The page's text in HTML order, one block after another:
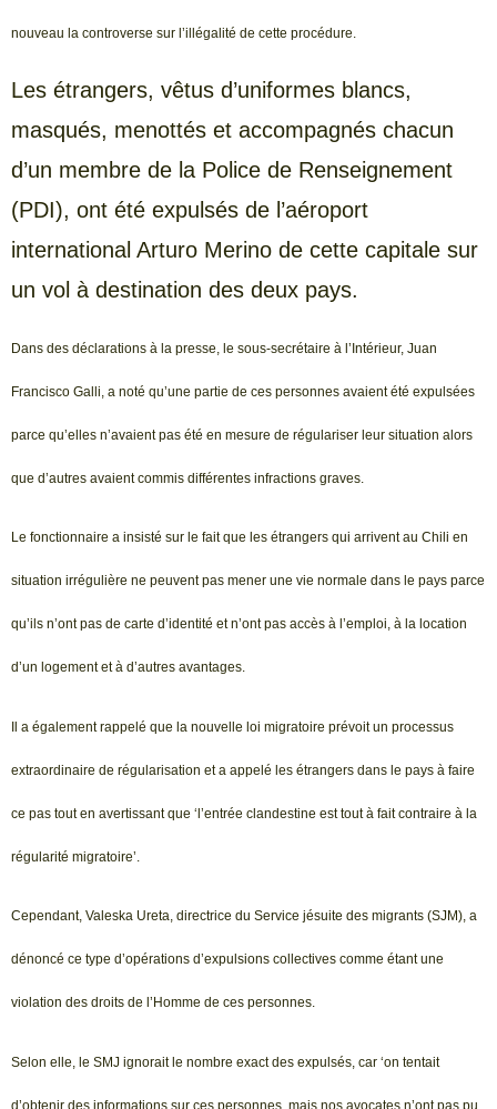
nouveau la controverse sur l’illégalité de cette procédure.
Les étrangers, vêtus d’uniformes blancs,
masqués, menottés et accompagnés chacun
d’un membre de la Police de Renseignement
(PDI), ont été expulsés de l’aéroport
international Arturo Merino de cette capitale sur
un vol à destination des deux pays.
Dans des déclarations à la presse, le sous-secrétaire à l’Intérieur, Juan
Francisco Galli, a noté qu’une partie de ces personnes avaient été expulsées
parce qu’elles n’avaient pas été en mesure de régulariser leur situation alors
que d’autres avaient commis différentes infractions graves.
Le fonctionnaire a insisté sur le fait que les étrangers qui arrivent au Chili en
situation irrégulière ne peuvent pas mener une vie normale dans le pays parce
qu’ils n’ont pas de carte d’identité et n’ont pas accès à l’emploi, à la location
d’un logement et à d’autres avantages.
Il a également rappelé que la nouvelle loi migratoire prévoit un processus
extraordinaire de régularisation et a appelé les étrangers dans le pays à faire
ce pas tout en avertissant que ‘l’entrée clandestine est tout à fait contraire à la
régularité migratoire’.
Cependant, Valeska Ureta, directrice du Service jésuite des migrants (SJM), a
dénoncé ce type d’opérations d’expulsions collectives comme étant une
violation des droits de l’Homme de ces personnes.
Selon elle, le SMJ ignorait le nombre exact des expulsés, car ‘on tentait
d’obtenir des informations sur ces personnes, mais nos avocates n’ont pas pu